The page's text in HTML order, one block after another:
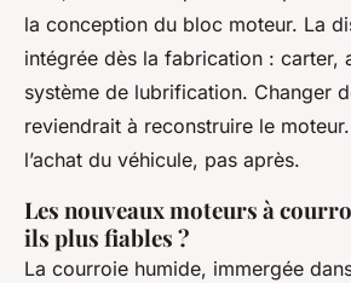
la conception du bloc moteur. La
intégrée dès la fabrication : carter,
système de lubrification. Changer
reviendrait à reconstruire le
l’achat du véhicule, pas après.
Les nouveaux moteurs à
ils plus fiables ?
La courroie humide, immergée